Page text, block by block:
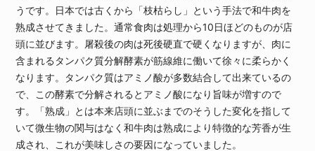
うです。日本では古くから「枝枯らし」という手法で和牛肉を
熟成させてきました。通常食肉は処理から10日ほどのものが店
頭に並びます。屠殺後の肉は死後硬直で硬くなりますが、肉に
含まれるタンパク質分解酵素が筋線維に働いて徐々に柔らかく
なります。タンパク質はアミノ酸が多数結合して出来ているの
で、この酵素で分解されるとアミノ酸になり旨味が増すので
す。「熟成」とは本来店頭に並ぶまでのそうした変化を指して
いて微生物の関与はなく和牛肉は熟成により特徴的な芳香が生
成され、これが美味しさの要因になっていました。